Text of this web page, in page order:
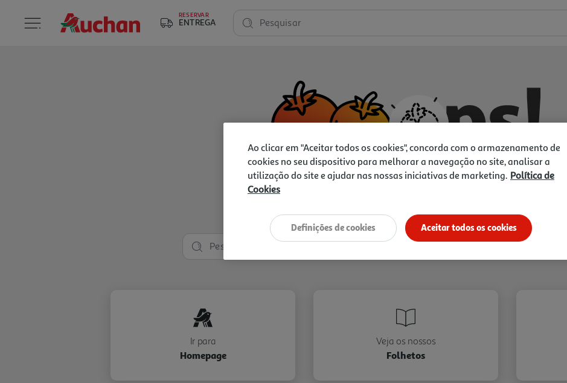
RESERVAR
ENTREGA Pesquisar
Vamos tentar de novo?
Ir para
Homepage
Veja os nossos
Folhetos
Ao clicar em "Aceitar todos os cookies", concorda com o armazenamento de
cookies no seu dispositivo para melhorar a navegação no site, analisar a
utilização do site e ajudar nas nossas iniciativas de marketing. Política de
Cookies
Aceitar todos os cookies
Definições de cookies